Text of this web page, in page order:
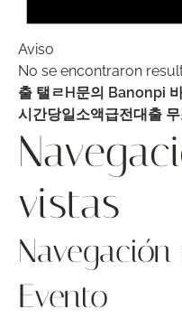
Aviso
No se encontraron
출 탤ㄹH문의 Banonpi
시간당일소액급전대출
vistas
Evento